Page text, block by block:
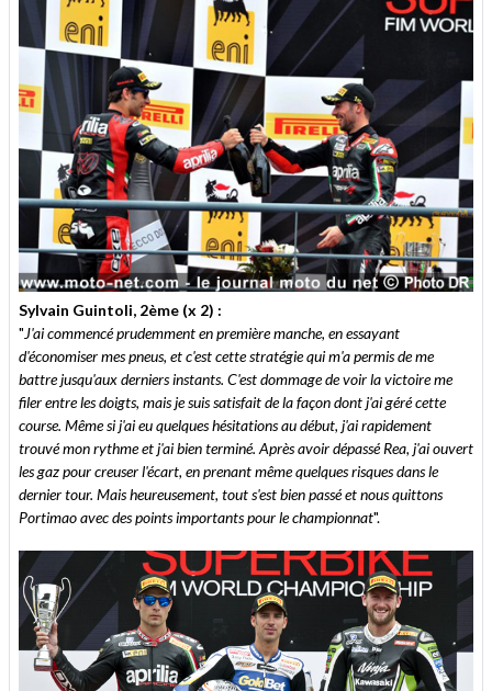
Sylvain Guintoli, 2ème (x 2) :
"J'ai commencé prudemment en première manche, en essayant
d'économiser mes pneus, et c'est cette stratégie qui m'a permis de me
battre jusqu'aux derniers instants. C'est dommage de voir la victoire me
filer entre les doigts, mais je suis satisfait de la façon dont j'ai géré cette
course. Même si j'ai eu quelques hésitations au début, j'ai rapidement
trouvé mon rythme et j'ai bien terminé. Après avoir dépassé Rea, j'ai ouvert
les gaz pour creuser l'écart, en prenant même quelques risques dans le
dernier tour. Mais heureusement, tout s'est bien passé et nous quittons
Portimao avec des points importants pour le championnat".